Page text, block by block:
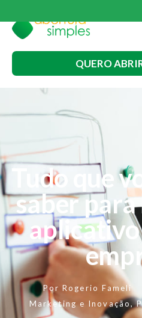
QUERO
Tudo que
saber para
aplicativo
Por Rogerio Fameli
Marketing e Inovação,